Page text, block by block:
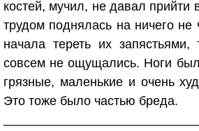
костей, мучил, не давал прийти
трудом поднялась на ничего не
начала тереть их запястьями,
совсем не ощущались. Ноги
грязные, маленькие и очень
Это тоже было частью бреда.